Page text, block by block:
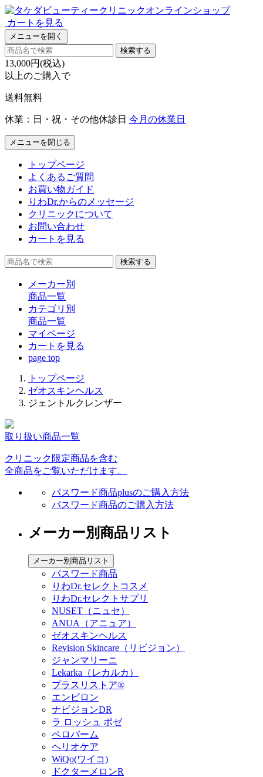
カートを見る
メニューを開く
検索する
13,000円(税込)
以上のご購入で
送料無料
休業：日・祝・その他休診日 今月の休業日
メニューを閉じる
トップページ
よくあるご質問
お買い物ガイド
りわDr.からのメッセージ
クリニックについて
お問い合わせ
カートを見る
検索する
メーカー別
商品一覧
カテゴリ別
商品一覧
マイページ
カート を見る
page top
トップページ
ゼオスキンヘルス
ジェントルクレンザー
取り扱い商品一覧
クリニック限定商品を含む
全商品をご覧いただけます。
パスワード商品plusのご購入方法
パスワード商品のご購入方法
メーカー別商品リスト
メーカー別商品リスト
パスワード商品
りわDr.セレクトコスメ
りわDr.セレクトサプリ
NUSET（ニュセ）
ANUA（アニュア）
ゼオスキンヘルス
Revision Skincare（リビジョン）
ジャンマリーニ
Lekarka（レカルカ）
プラスリストア®︎
エンビロン
ナビジョンDR
ラ ロッシュ ポゼ
ペロバーム
ヘリオケア
WiQo(ワイコ)
ドクターメロンR